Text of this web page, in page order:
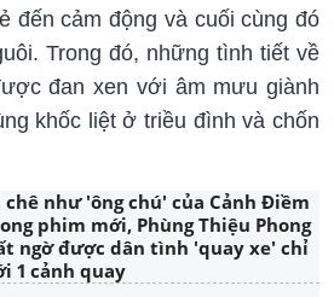
đến cảm động và cuối cùng đó
Trong đó, những tình tiết về
đan xen với âm mưu giành
khốc liệt ở triều đình và chốn
chê như 'ông chú' của Cảnh Điềm
phim mới, Phùng Thiệu Phong
ngờ được dân tình 'quay xe' chỉ
1 cảnh quay